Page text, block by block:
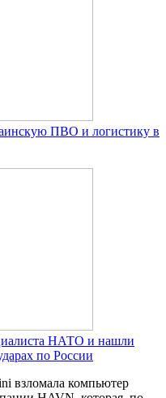
ПВО и логистику в
НАТО и нашли
по России
взломала компьютер